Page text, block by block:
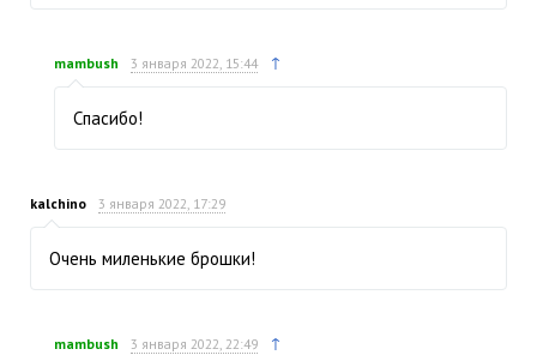
mambush 3 января 2022, 15:44 ↑
Спасибо!
kalchino 3 января 2022, 17:29
Очень миленькие брошки!
mambush 3 января 2022, 22:49 ↑